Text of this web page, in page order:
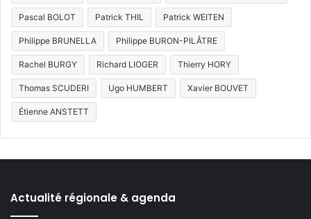
Pascal BOLOT Patrick THIL Patrick WEITEN
Philippe BRUNELLA Philippe BURON-PILÂTRE
Rachel BURGY Richard LIOGER Thierry HORY
Thomas SCUDERI Ugo HUMBERT Xavier BOUVET
Étienne ANSTETT
Actualité régionale & agenda